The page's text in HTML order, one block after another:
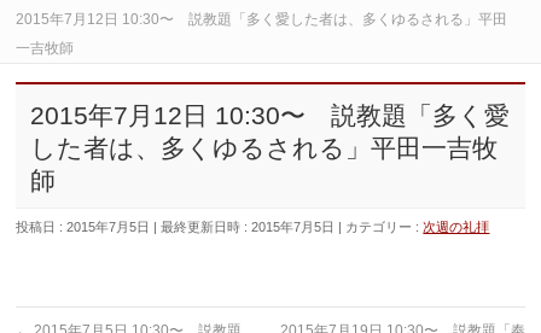
2015年7月12日 10:30〜 説教題「多く愛した者は、多くゆるされる」平田
一吉牧師
2015年7月12日 10:30〜 説教題「多く愛
した者は、多くゆるされる」平田一吉牧
師
投稿日 : 2015年7月5日 最終更新日時 : 2015年7月5日 カテゴリー :次週の礼拝